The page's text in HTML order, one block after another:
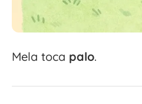
Mela toca palo.